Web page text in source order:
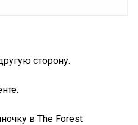
сторону.
в The Forest